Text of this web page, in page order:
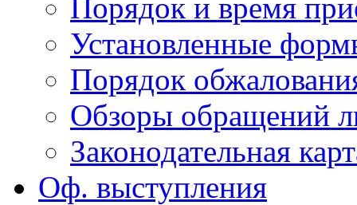
Порядок и время
Установленные
Порядок
Обзоры обращений
Законодательная
Оф. выступления